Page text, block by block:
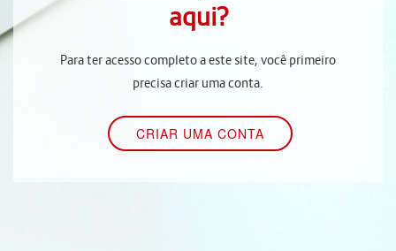
aqui?
Para ter acesso completo a este site, você primeiro
precisa criar uma conta.